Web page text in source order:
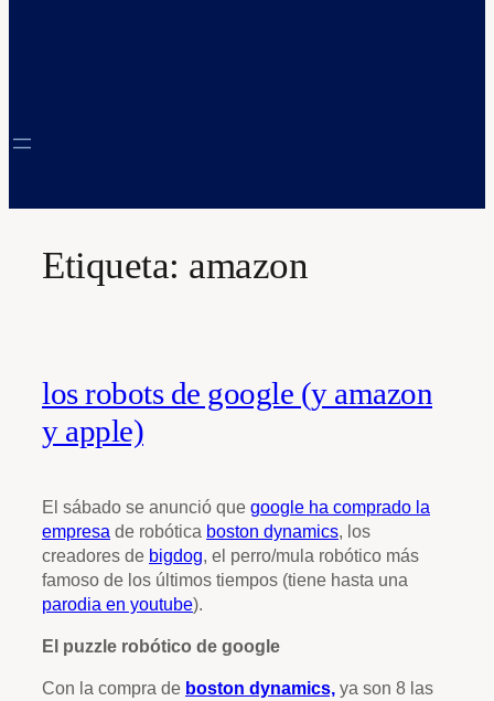
Etiqueta: amazon
los robots de google (y amazon
y apple)
El sábado se anunció que google ha comprado la
empresa de robótica boston dynamics, los
creadores de bigdog, el perro/mula robótico más
famoso de los últimos tiempos (tiene hasta una
parodia en youtube).
El puzzle robótico de google
Con la compra de boston dynamics, ya son 8 las